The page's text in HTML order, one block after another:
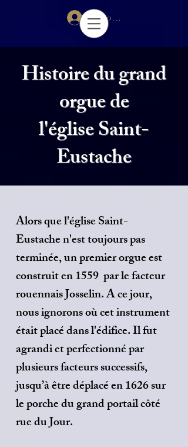
Se connecter
Histoire du grand
orgue de
l'église Saint-
Eustache
Alors que l'église Saint-
Eustache n'est toujours pas
terminée, un premier orgue est
construit en 1559 par le facteur
rouennais Josselin. A ce jour,
nous ignorons où cet instrument
était placé dans l'édifice. Il fut
agrandi et perfectionné par
plusieurs facteurs successifs,
jusqu’à être déplacé en 1626 sur
le porche du grand portail côté
rue du Jour.